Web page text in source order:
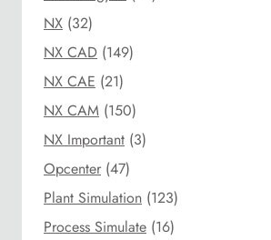
NX (32)
NX CAD (149)
NX CAE (21)
NX CAM (150)
NX Important (3)
Opcenter (47)
Plant Simulation (123)
Process Simulate (16)